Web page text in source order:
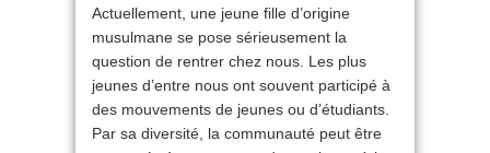
Actuellement, une jeune fille d’origine
musulmane se pose sérieusement la
question de rentrer chez nous. Les plus
jeunes d’entre nous ont souvent participé à
des mouvements de jeunes ou d’étudiants.
Par sa diversité, la communauté peut être